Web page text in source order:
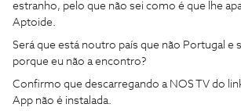
estranho, pelo que não sei como é que lhe
Aptoide.
Será que está noutro país que não Portugal e
porque eu não a encontro?
Confirmo que descarregando a NOS TV do
App não é instalada.